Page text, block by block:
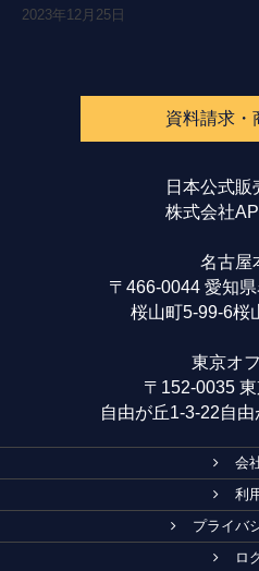
2023年12月25日
資料請求・
日本公式販
株式会社
名古屋
〒466-0044 愛知
桜山町5-99-6桜
東京オ
〒152-0035
自由が丘1-3-22自
会
利
プライバ
ロ